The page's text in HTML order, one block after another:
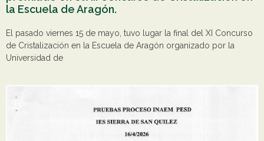
la Escuela de Aragón.
El pasado viernes 15 de mayo, tuvo lugar la final del XI Concurso
de Cristalización en la Escuela de Aragón organizado por la
Universidad de